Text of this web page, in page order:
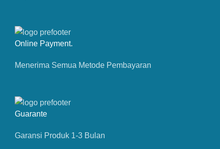
Online Payment.
Menerima Semua Metode Pembayaran
Guarante
Garansi Produk 1-3 Bulan